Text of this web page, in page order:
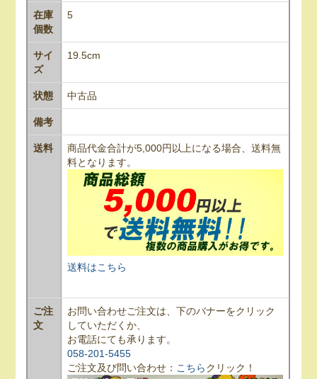
在庫
個数
5
サイ
ズ
19.5cm
状態 中古品
備考
送料
商品代金合計が5,000円以上になる場合、送料無
料となります。
送料はこちら
ご注
文
お問い合わせご注文は、下のバナーをクリック
していただくか、
お電話にても承ります。
058-201-5455
ご注文及び問い合わせ： こちらクリック！